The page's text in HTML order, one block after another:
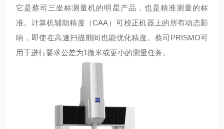
它是蔡司三坐标测量机的明星产品，也是精准测量的标
准。计算机辅助精度（CAA）可校正机器上的所有动态影
响，即使在高速扫描期间也能优化精度。蔡司PRISMO可
用于进行要求公差为1微米或更小的测量任务。